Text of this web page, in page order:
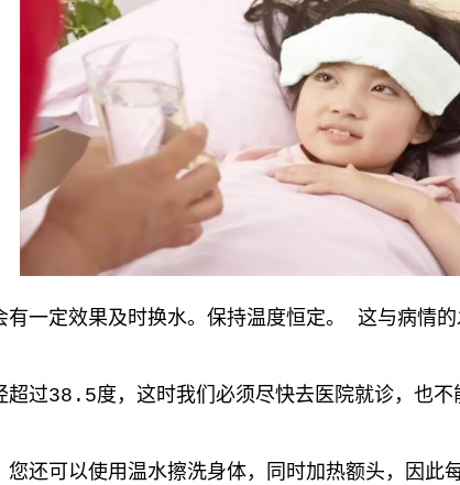
定效果及时换水。保持温度恒定。 这与病情的
38.5度，这时我们必须尽快去医院就诊，也不
可以使用温水擦洗身体，同时加热额头，因此